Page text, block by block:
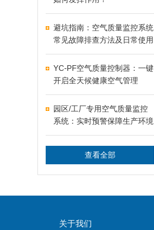
避坑指南：空气质量监控系统
常见故障排查方法及日常使用
高频误区全面纠正
YC-PF空气质量控制器：一键
开启全天候健康空气管理
园区/工厂专用空气质量监控
系统：实时预警保障生产环境
安全
查看全部
关于我们